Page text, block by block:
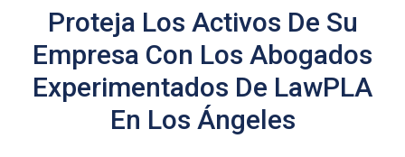
Proteja Los Activos De Su
Empresa Con Los Abogados
Experimentados De LawPLA
En Los Ángeles